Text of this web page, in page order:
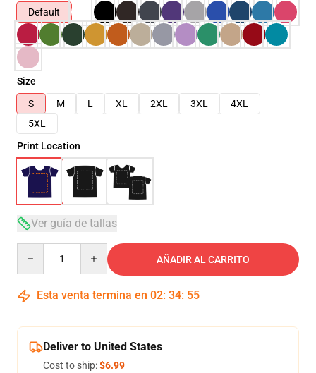
Default
Size
S
M L XL 2XL 3XL
4XL
5XL
Print Location
Ver guía de tallas
AÑADIR AL CARRITO
Esta venta termina en 02: 34: 54
Deliver to United States
Cost to ship:$6.99